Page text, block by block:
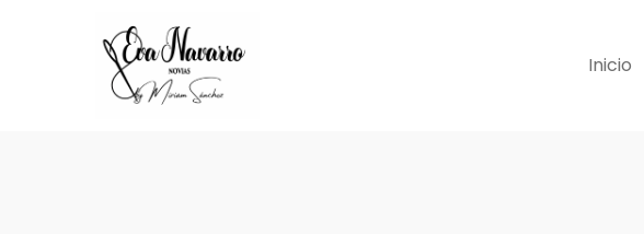
Inicio